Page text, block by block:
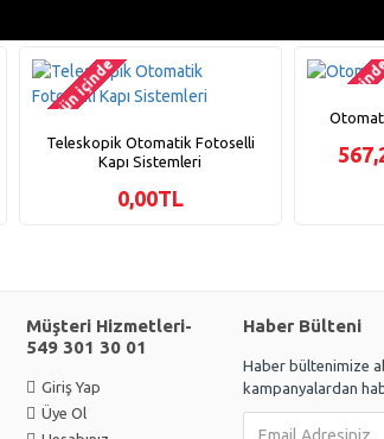
2-3 gün içinde
Teleskopik Otomatik Fotoselli
Kapı Sistemleri
0,00TL
2-3 gün
Müşteri Hizmetleri-
549 301 30 01
Giriş Yap
Üye Ol
Haber Bülteni
Haber bültenimize
kampanyalardan